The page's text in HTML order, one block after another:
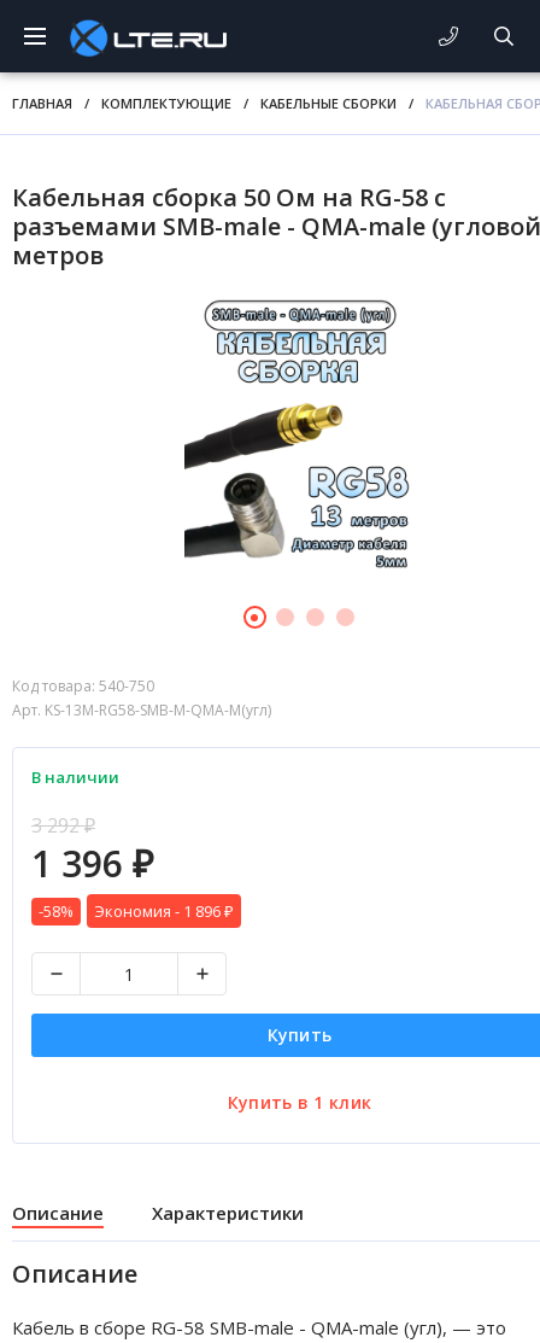
ГЛАВНАЯ / КОМПЛЕКТУЮЩИЕ / КАБЕЛЬНЫЕ СБОРКИ / КАБЕЛЬНАЯ
Кабельная сборка 50 Ом на RG-58 с
разъемами SMB-male - QMA-male
метров
Код товара: 540-750
Арт. KS-13M-RG58-SMB-M-QMA-M(угл)
В наличии
3 292₽
1 396 ₽
-58% Экономия - 1 896 ₽
Купить
Описание Характеристики
Описание
Кабель в сборе RG-58 SMB-male - QMA-male (угл), — это